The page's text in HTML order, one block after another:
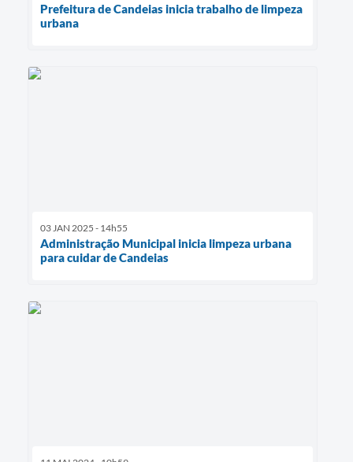
Prefeitura de Candeias inicia trabalho de limpeza
urbana
03 JAN 2025 - 14h55
Administração Municipal inicia limpeza urbana
para cuidar de Candeias